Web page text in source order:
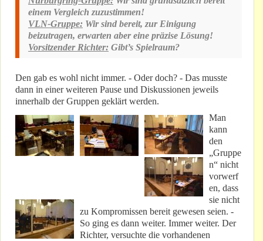
einem Vergleich zuzustimmen!
VLN-Gruppe: Wir sind bereit, zur Einigung
beizutragen, erwarten aber eine präzise Lösung!
Vorsitzender Richter: Gibt’s Spielraum?
Den gab es wohl nicht immer. - Oder doch? - Das musste
dann in einer weiteren Pause und Diskussionen jeweils
innerhalb der Gruppen geklärt werden.
Man
kann
den
„Gruppe
n“ nicht
vorwerf
en, dass
sie nicht
zu Kompromissen bereit gewesen seien. -
So ging es dann weiter. Immer weiter. Der
Richter, versuchte die vorhandenen